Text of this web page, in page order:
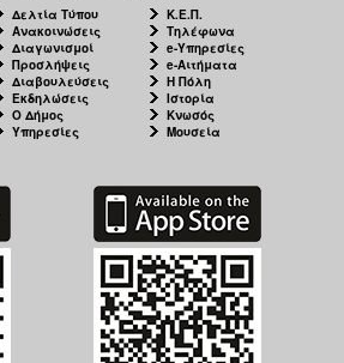
Δελτία Τύπου
Ανακοινώσεις
Διαγωνισμοί
Προσλήψεις
Διαβουλεύσεις
Εκδηλώσεις
Ο Δήμος
Υπηρεσίες
Κ.Ε.Π.
Τηλέφωνα
e-Υπηρεσίες
e-Αιτήματα
Η Πόλη
Ιστορία
Κνωσός
Μουσεία